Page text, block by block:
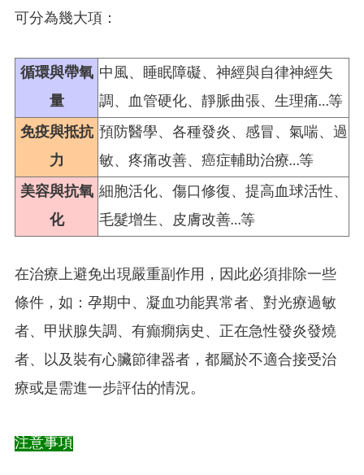
可分為幾大項：
循環與帶氧
量
中風、睡眠障礙、神經與自律神經失
調、血管硬化、靜脈曲張、生理痛…等
免疫與抵抗
力
預防醫學、各種發炎、感冒、氣喘、過
敏、疼痛改善、癌症輔助治療…等
美容與抗氧
化
細胞活化、傷口修復、提高血球活性、
毛髮增生、皮膚改善…等
在治療上避免出現嚴重副作用，因此必須排除一些
條件，如：孕期中、凝血功能異常者、對光療過敏
者、甲狀腺失調、有癲癇病史、正在急性發炎發燒
者、以及裝有心臟節律器者，都屬於不適合接受治
療或是需進一步評估的情況。
注意事項